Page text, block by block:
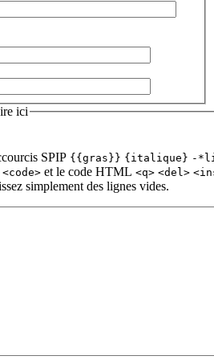
ici
SPIP {{gras}} {italique} -
<code> et le code HTML <q> <del>
simplement des lignes vides.